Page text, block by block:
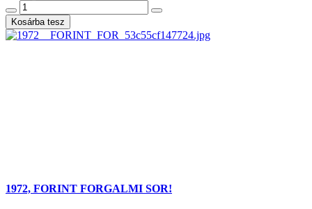
1972, FORINT FORGALMI SOR!